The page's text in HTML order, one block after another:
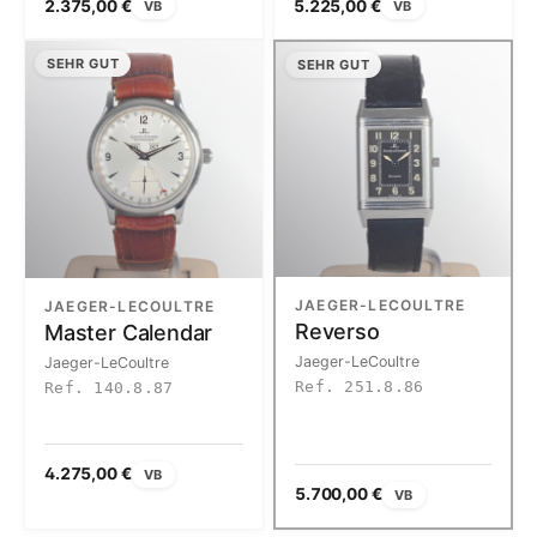
2.375,00 € VB 5.225,00 € VB
SEHR GUT
JAEGER-LECOULTRE
Master Calendar
Jaeger-LeCoultre
Ref. 140.8.87
4.275,00 € VB
SEHR GUT
JAEGER-LECOULTRE
Reverso
Jaeger-LeCoultre
Ref. 251.8.86
5.700,00 € VB